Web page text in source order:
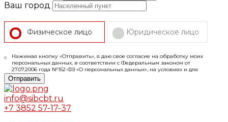
Ваш город
Физическое лицо Юридическое лицо
Нажимая кнопку «Отправить», я даю свое согласие на обработку моих
персональных данных, в соответствии с Федеральным законом от
27.07.2006 года №152-ФЗ «О персональных данных», на условиях и для
целей, определенных в
Политике конфиденциальности
Отправить
info@sibcbt.ru
+7 3852 57-17-37